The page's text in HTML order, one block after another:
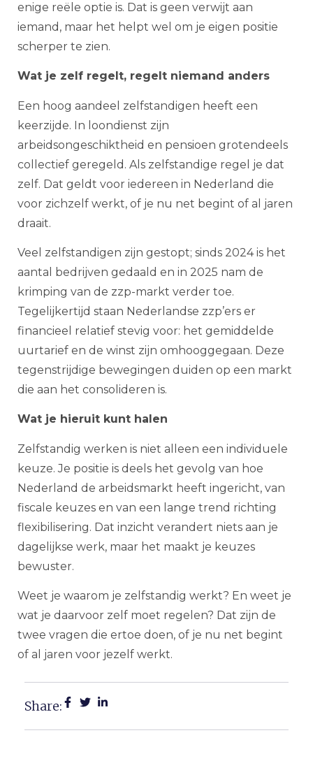
enige reële optie is. Dat is geen verwijt aan
iemand, maar het helpt wel om je eigen positie
scherper te zien.
Wat je zelf regelt, regelt niemand anders
Een hoog aandeel zelfstandigen heeft een
keerzijde. In loondienst zijn
arbeidsongeschiktheid en pensioen grotendeels
collectief geregeld. Als zelfstandige regel je dat
zelf. Dat geldt voor iedereen in Nederland die
voor zichzelf werkt, of je nu net begint of al jaren
draait.
Veel zelfstandigen zijn gestopt; sinds 2024 is het
aantal bedrijven gedaald en in 2025 nam de
krimping van de zzp-markt verder toe.
Tegelijkertijd staan Nederlandse zzp’ers er
financieel relatief stevig voor: het gemiddelde
uurtarief en de winst zijn omhooggegaan. Deze
tegenstrijdige bewegingen duiden op een markt
die aan het consolideren is.
Wat je hieruit kunt halen
Zelfstandig werken is niet alleen een individuele
keuze. Je positie is deels het gevolg van hoe
Nederland de arbeidsmarkt heeft ingericht, van
fiscale keuzes en van een lange trend richting
flexibilisering. Dat inzicht verandert niets aan je
dagelijkse werk, maar het maakt je keuzes
bewuster.
Weet je waarom je zelfstandig werkt? En weet je
wat je daarvoor zelf moet regelen? Dat zijn de
twee vragen die ertoe doen, of je nu net begint
of al jaren voor jezelf werkt.
Share: